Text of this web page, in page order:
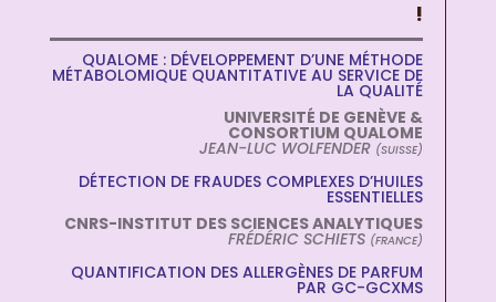
!
QUALOME : DÉVELOPPEMENT D’UNE MÉTHODE
MÉTABOLOMIQUE QUANTITATIVE AU SERVICE DE
LA QUALITÉ
UNIVERSITÉ DE GENÈVE &
CONSORTIUM QUALOME
JEAN-LUC WOLFENDER (SUISSE)
DÉTECTION DE FRAUDES COMPLEXES D’HUILES
ESSENTIELLES
CNRS-INSTITUT DES SCIENCES ANALYTIQUES
FRÉDÉRIC SCHIETS (FRANCE)
QUANTIFICATION DES ALLERGÈNES DE PARFUM
PAR GC-GCXMS